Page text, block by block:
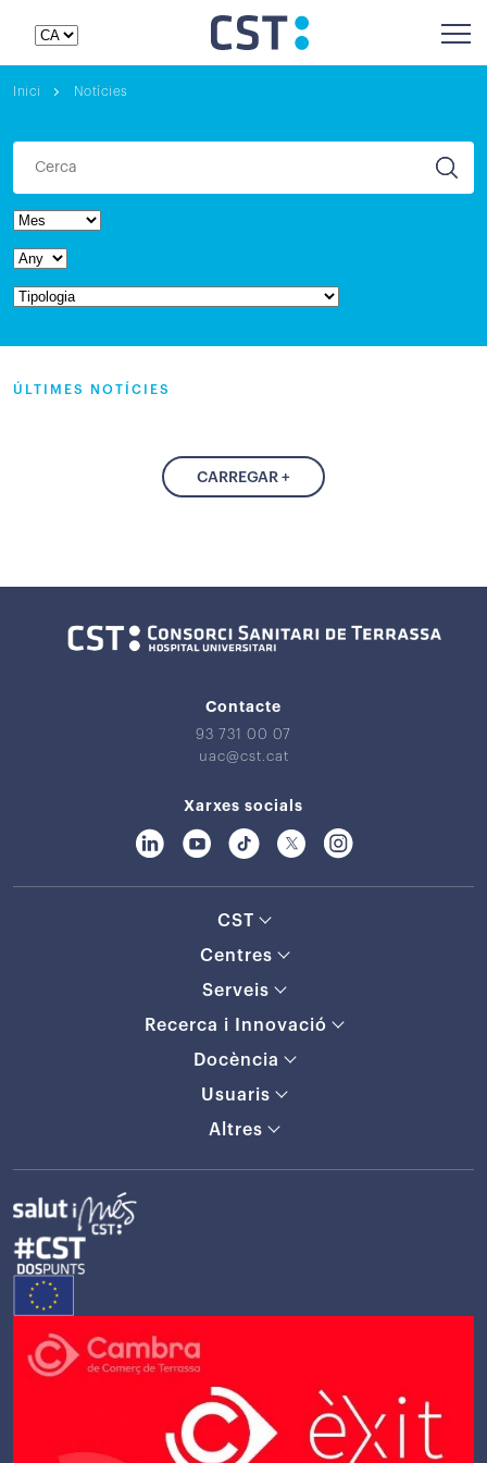
Inici Notícies
ÚLTIMES NOTÍCIES
CARREGAR +
Contacte
93 731 00 07
uac@cst.cat
Xarxes socials
CST
Centres
Serveis
Recerca i Innovació
Docència
Usuaris
Altres